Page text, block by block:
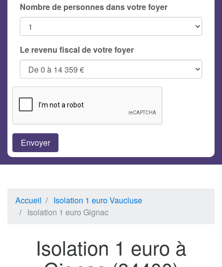
Nombre de personnes dans votre foyer
Le revenu fiscal de votre foyer
Accueil
Isolation 1 euro Vaucluse
Isolation 1 euro Gignac
Isolation 1 euro à